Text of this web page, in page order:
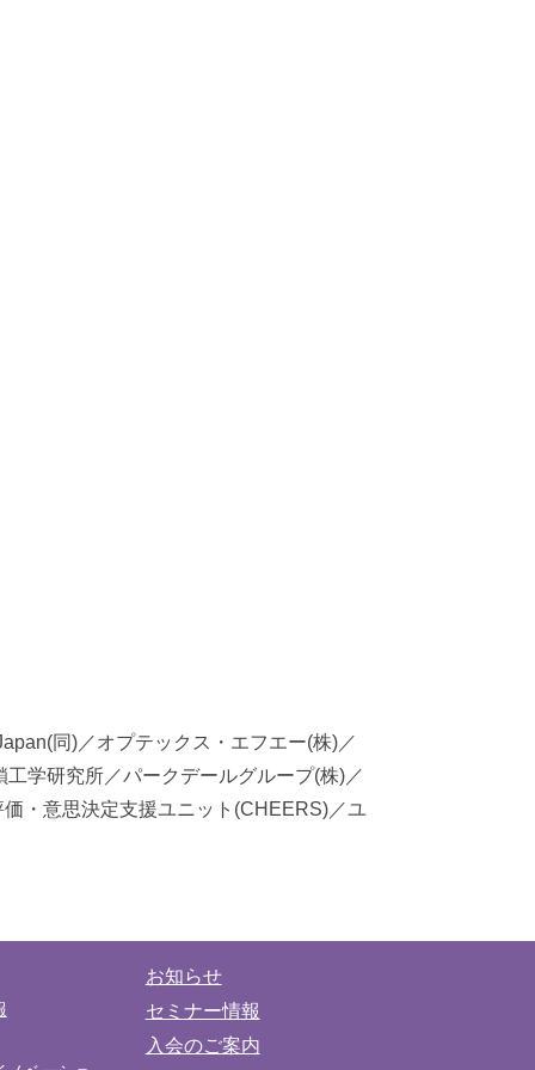
同)／オプテックス・エフエー(株)／
学研究所／パークデールグループ(株)／
・意思決定支援ユニット(CHEERS)／ユ
お知らせ
セミナー情報
入会のご案内